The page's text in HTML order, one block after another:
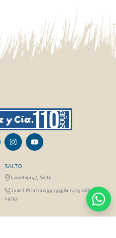
SALTO
Lavalleja 47, Salto
Juan I.Pirotto 099 735581 / 473 26826 / 473
29757